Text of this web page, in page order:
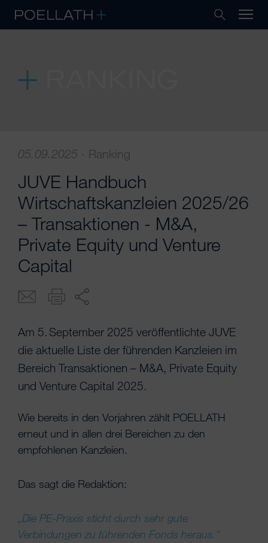
05.09.2025 · Ranking
JUVE Handbuch
Wirtschaftskanzleien 2025/26
– Transaktionen - M&A,
Private Equity und Venture
Capital
Am 5. September 2025 veröffentlichte JUVE
die aktuelle Liste der führenden Kanzleien im
Bereich Transaktionen – M&A, Private Equity
und Venture Capital 2025.
Wie bereits in den Vorjahren zählt POELLATH
erneut und in allen drei Bereichen zu den
empfohlenen Kanzleien.
Das sagt die Redaktion:
„Die PE-Praxis sticht durch sehr gute
Verbindungen zu führenden Fonds heraus.“